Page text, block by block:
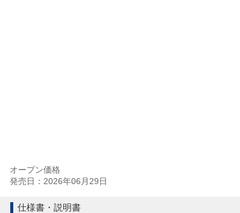
オープン価格
発売日：2026年06月29日
仕様書・説明書